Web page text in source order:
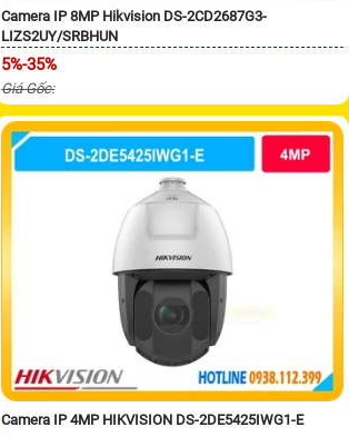
Camera IP 8MP Hikvision DS-2CD2687G3-
LIZS2UY/SRBHUN
5%-35%
Giá Gốc:
Camera IP 4MP HIKVISION DS-2DE5425IWG1-E